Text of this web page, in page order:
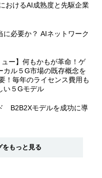
おけるAI成熟度と先駆企業
必要か？ AIネットワーク
ュー】何もかもが革命！ゲ
カル５G市場の既存概念を
！毎年のライセンス費用も
５Gモデル
B2B2Xモデルを成功に導
をもっと見る